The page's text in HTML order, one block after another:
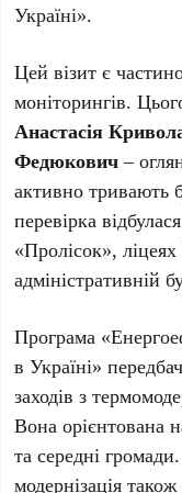
Україні».
Цей візит є
моніторингів.
Анастасія
Федюкович–
активно тривають
перевірка
«Пролісок»,
адміністративній
Програма
в Україні»
заходів з
Вона орієнтована
та середні
модернізація